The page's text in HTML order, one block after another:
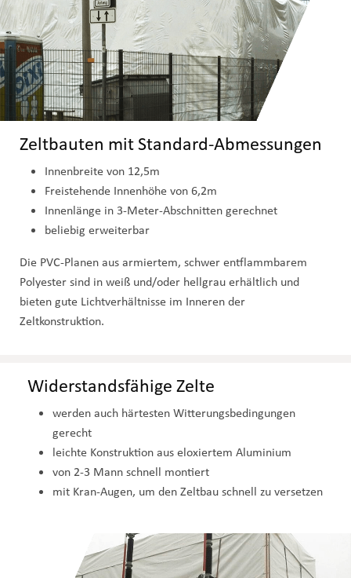
Zeltbauten mit Standard-Abmessungen
Innenbreite von 12,5m
Freistehende Innenhöhe von 6,2m
Innenlänge in 3-Meter-Abschnitten gerechnet
beliebig erweiterbar
Die PVC-Planen aus armiertem, schwer entflammbarem
Polyester sind in weiß und/oder hellgrau erhältlich und
bieten gute Lichtverhältnisse im Inneren der
Zeltkonstruktion.
Widerstandsfähige Zelte
werden auch härtesten Witterungsbedingungen
gerecht
leichte Konstruktion aus eloxiertem Aluminium
von 2-3 Mann schnell montiert
mit Kran-Augen, um den Zeltbau schnell zu versetzen